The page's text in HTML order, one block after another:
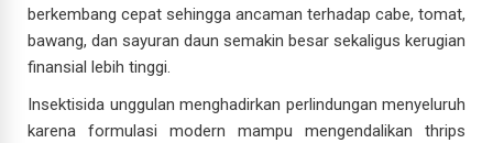
berkembang cepat sehingga ancaman terhadap cabe, tomat,
bawang, dan sayuran daun semakin besar sekaligus kerugian
finansial lebih tinggi.
Insektisida unggulan menghadirkan perlindungan menyeluruh
karena formulasi modern mampu mengendalikan thrips